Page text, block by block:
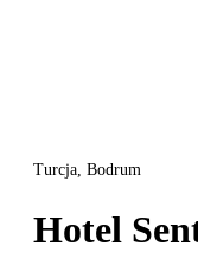
Turcja, Bodrum
Hotel